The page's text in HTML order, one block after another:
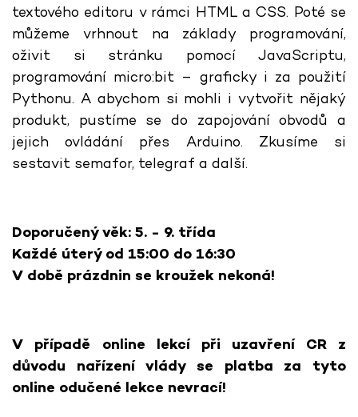
textového editoru v rámci HTML a CSS. Poté se
můžeme vrhnout na základy programování,
oživit si stránku pomocí JavaScriptu,
programování micro:bit – graficky i za použití
Pythonu. A abychom si mohli i vytvořit nějaký
produkt, pustíme se do zapojování obvodů a
jejich ovládání přes Arduino. Zkusíme si
sestavit semafor, telegraf a další.
Doporučený věk: 5. - 9. třída
Každé úterý od 15:00 do 16:30
V době prázdnin se kroužek nekoná!
V případě online lekcí při uzavření CR z
důvodu nařízení vlády se platba za tyto
online odučené lekce nevrací!